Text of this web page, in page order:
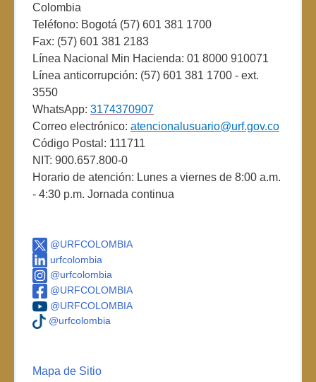
Colombia
Teléfono: Bogotá (57) 601 381 1700
Fax: (57) 601 381 2183
Línea Nacional Min Hacienda: 01 8000 910071
Línea anticorrupción: (57) 601 381 1700 - ext.
3550
WhatsApp: 3174370907
Correo electrónico: atencionalusuario@urf.gov.co
Código Postal: 111711
NIT: 900.657.800-0
Horario de atención: Lunes a viernes de 8:00 a.m.
- 4:30 p.m. Jornada continua
@URFCOLOMBIA
urfcolombia
@urfcolombia
@URFCOLOMBIA
@URFCOLOMBIA
@urfcolombia
Mapa de Sitio